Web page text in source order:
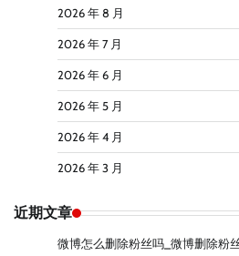
2026 年 8 月
2026 年 7 月
2026 年 6 月
2026 年 5 月
2026 年 4 月
2026 年 3 月
近期文章
微博怎么删除粉丝吗_微博删除粉